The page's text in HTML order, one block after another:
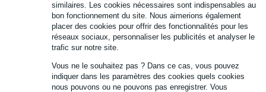
similaires. Les cookies nécessaires sont indispensables au
bon fonctionnement du site. Nous aimerions également
placer des cookies pour offrir des fonctionnalités pour les
réseaux sociaux, personnaliser les publicités et analyser le
trafic sur notre site.
Vous ne le souhaitez pas ? Dans ce cas, vous pouvez
indiquer dans les paramètres des cookies quels cookies
nous pouvons ou ne pouvons pas enregistrer. Vous
Informations
housse pour guitare électrique
convient aux guitares de forme peu conventionnelle
extérieur en nylon
Afficher toutes les caractéristiques du produit